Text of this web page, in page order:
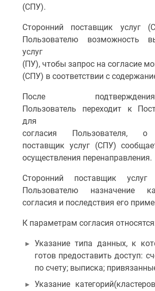
(СПУ).
Сторонний поставщик услуг
Пользователю возможность
услуг
(ПУ), чтобы запрос на согласие
(СПУ) в соответствии с
После
Пользователь переходит к
для
согласия Пользователя,
поставщик услуг (СПУ)
осуществления перенаправления.
Сторонний поставщик
Пользователю назначение
согласия и последствия его
К параметрам согласия
Указание типа данных, к
готов предоставить доступ:
по счету; выписка;
Указание